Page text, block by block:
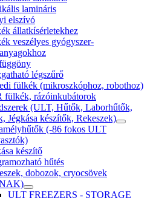
lamináris
elszívó
állatkísérletekhez
veszélyes gyógyszer-
légszűrő
fülkék (mikroszkóphoz, robothoz)
fülkék, rázóinkubátorok
(ULT, Hűtők, Laborhűtők,
Jégkása készítők, Rekeszek)
(-86 fokos ULT
készítő
hűtés
dobozok, cryocsövek
ULT FREEZERS - STORAGE